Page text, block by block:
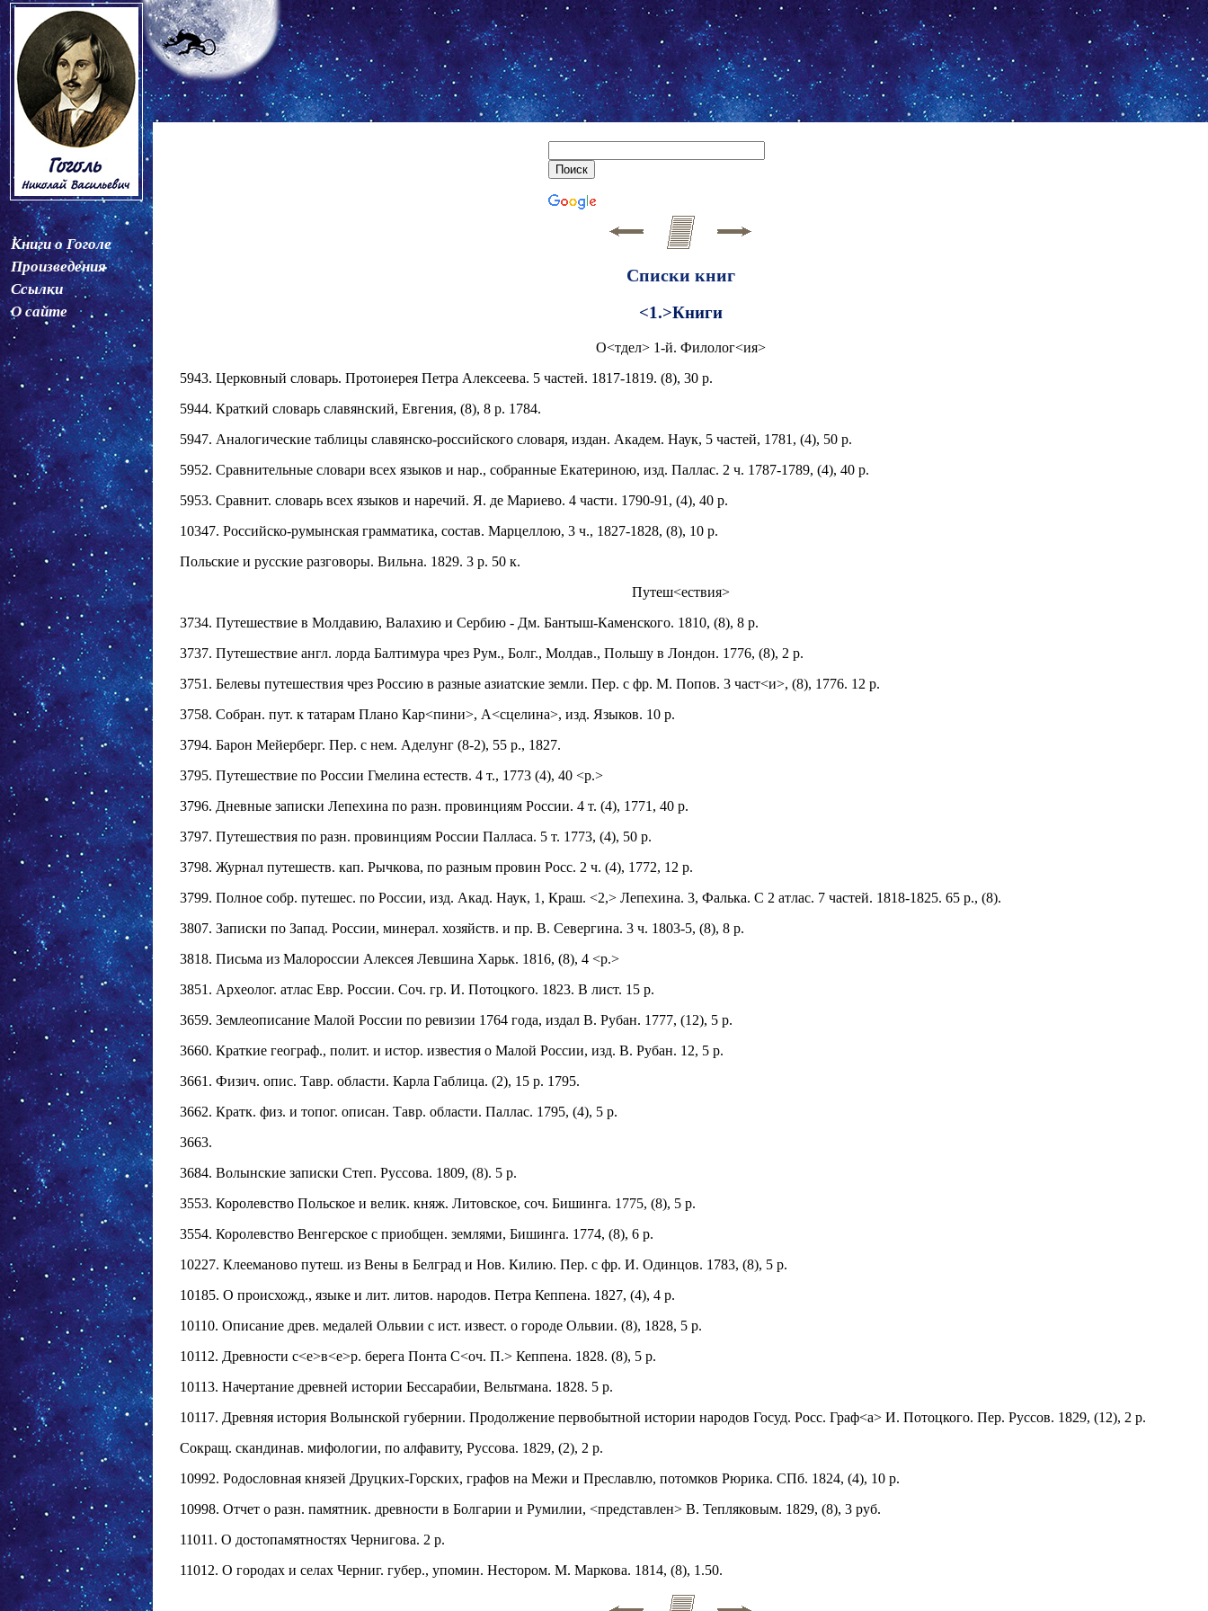
Книги о Гоголе
Произведения
Ссылки
О сайте
Списки книг
<1.>Книги
О<тдел> 1-й. Филолог<ия>
5943. Церковный словарь. Протоиерея Петра Алексеева. 5 частей. 1817-1819. (8), 30 р.
5944. Краткий словарь славянский, Евгения, (8), 8 р. 1784.
5947. Аналогические таблицы славянско-российского словаря, издан. Академ. Наук, 5 частей, 1781, (4), 50 р.
5952. Сравнительные словари всех языков и нар., собранные Екатериною, изд. Паллас. 2 ч. 1787-1789, (4), 40 р.
5953. Сравнит. словарь всех языков и наречий. Я. де Мариево. 4 части. 1790-91, (4), 40 р.
10347. Российско-румынская грамматика, состав. Марцеллою, 3 ч., 1827-1828, (8), 10 р.
Польские и русские разговоры. Вильна. 1829. 3 р. 50 к.
Путеш<ествия>
3734. Путешествие в Молдавию, Валахию и Сербию - Дм. Бантыш-Каменского. 1810, (8), 8 р.
3737. Путешествие англ. лорда Балтимура чрез Рум., Болг., Молдав., Польшу в Лондон. 1776, (8), 2 р.
3751. Белевы путешествия чрез Россию в разные азиатские земли. Пер. с фр. М. Попов. 3 част<и>, (8), 1776. 12 р.
3758. Собран. пут. к татарам Плано Кар<пини>, А<сцелина>, изд. Языков. 10 р.
3794. Барон Мейерберг. Пер. с нем. Аделунг (8-2), 55 р., 1827.
3795. Путешествие по России Гмелина естеств. 4 т., 1773 (4), 40 <р.>
3796. Дневные записки Лепехина по разн. провинциям России. 4 т. (4), 1771, 40 р.
3797. Путешествия по разн. провинциям России Палласа. 5 т. 1773, (4), 50 р.
3798. Журнал путешеств. кап. Рычкова, по разным провин Росс. 2 ч. (4), 1772, 12 р.
3799. Полное собр. путешес. по России, изд. Акад. Наук, 1, Краш. <2,> Лепехина. 3, Фалька. С 2 атлас. 7 частей. 1818-1825. 65 р., (8).
3807. Записки по Запад. России, минерал. хозяйств. и пр. В. Севергина. 3 ч. 1803-5, (8), 8 р.
3818. Письма из Малороссии Алексея Левшина Харьк. 1816, (8), 4 <р.>
3851. Археолог. атлас Евр. России. Соч. гр. И. Потоцкого. 1823. В лист. 15 р.
3659. Землеописание Малой России по ревизии 1764 года, издал В. Рубан. 1777, (12), 5 р.
3660. Краткие географ., полит. и истор. известия о Малой России, изд. В. Рубан. 12, 5 р.
3661. Физич. опис. Тавр. области. Карла Габлица. (2), 15 р. 1795.
3662. Кратк. физ. и топог. описан. Тавр. области. Паллас. 1795, (4), 5 р.
3663.
3684. Волынские записки Степ. Руссова. 1809, (8). 5 р.
3553. Королевство Польское и велик. княж. Литовское, соч. Бишинга. 1775, (8), 5 р.
3554. Королевство Венгерское с приобщен. землями, Бишинга. 1774, (8), 6 р.
10227. Клееманово путеш. из Вены в Белград и Нов. Килию. Пер. с фр. И. Одинцов. 1783, (8), 5 р.
10185. О происхожд., языке и лит. литов. народов. Петра Кеппена. 1827, (4), 4 р.
10110. Описание древ. медалей Ольвии с ист. извест. о городе Ольвии. (8), 1828, 5 р.
10112. Древности с<е>в<е>р. берега Понта С<оч. П.> Кеппена. 1828. (8), 5 р.
10113. Начертание древней истории Бессарабии, Вельтмана. 1828. 5 р.
10117. Древняя история Волынской губернии. Продолжение первобытной истории народов Госуд. Росс. Граф<а> И. Потоцкого. Пер. Руссов. 1829, (12), 2 р.
Сокращ. скандинав. мифологии, по алфавиту, Руссова. 1829, (2), 2 р.
10992. Родословная князей Друцких-Горских, графов на Межи и Преславлю, потомков Рюрика. СПб. 1824, (4), 10 р.
10998. Отчет о разн. памятник. древности в Болгарии и Румилии, <представлен> В. Тепляковым. 1829, (8), 3 руб.
11011. О достопамятностях Чернигова. 2 р.
11012. О городах и селах Черниг. губер., упомин. Нестором. М. Маркова. 1814, (8), 1.50.